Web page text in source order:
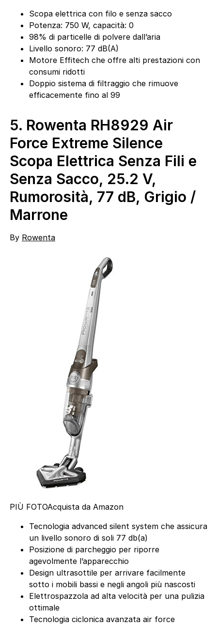
Scopa elettrica con filo e senza sacco
Potenza: 750 W, capacità: 0
98% di particelle di polvere dall’aria
Livello sonoro: 77 dB(A)
Motore Effitech che offre alti prestazioni con
consumi ridotti
Doppio sistema di filtraggio che rimuove
efficacemente fino al 99
5. Rowenta RH8929 Air
Force Extreme Silence
Scopa Elettrica Senza Fili e
Senza Sacco, 25.2 V,
Rumorosità, 77 dB, Grigio /
Marrone
By Rowenta
PIÙ FOTOAcquista da Amazon
Tecnologia advanced silent system che assicura
un livello sonoro di soli 77 db(a)
Posizione di parcheggio per riporre
agevolmente l’apparecchio
Design ultrasottile per arrivare facilmente
sotto i mobili bassi e negli angoli più nascosti
Elettrospazzola ad alta velocità per una pulizia
ottimale
Tecnologia ciclonica avanzata air force